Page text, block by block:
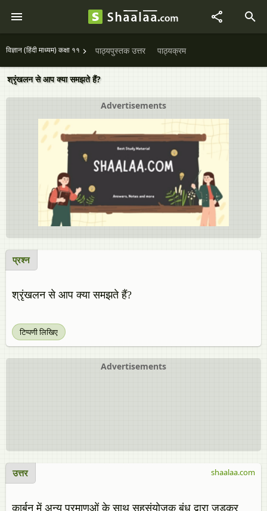
विज्ञान (हिंदी माध्यम) कक्षा ११ पाठ्यपुस्तक उत्तर पाठ्यक्रम
श्रृंखलन से आप क्या समझते हैं?
Advertisements
प्रश्न
श्रृंखलन से आप क्या समझते हैं?
टिप्पणी लिखिए
Advertisements
उत्तर
कार्बन में अन्य परमाणुओं के साथ सहसंयोजक बंध द्वारा जुड़कर
shaalaa.com